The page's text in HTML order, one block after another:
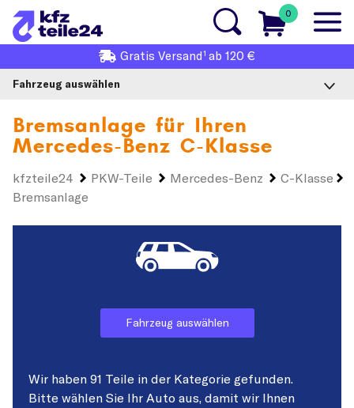
0
Gratis Versand1 ab 120 €
Fahrzeug auswählen
Bremsanlage für Ihren
Mercedes-Benz C-Klasse
kfzteile24 PKW-Teile Mercedes-Benz
C-Klasse
Bremsanlage
Fahrzeug auswählen
Wir haben 91 Teile in der Kategorie gefunden.
Bitte wählen Sie Ihr Auto aus, damit wir Ihnen